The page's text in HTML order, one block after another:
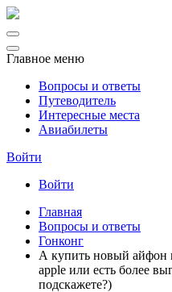
Главное меню
Вопросы и ответы
Путеводитель
Интересные места
Авиабилеты
Войти
Войти
Главная
Вопросы и ответы
Гонконг
А купить новый айфон
apple или есть более
подскажете?)